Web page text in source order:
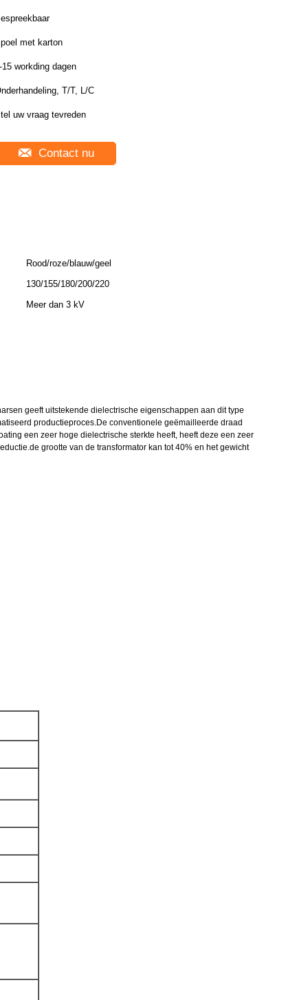
met karton
15 workding dagen
T/T, L/C
uw vraag tevreden
Contact nu
Rood/roze/blauw/geel
130/155/180/200/220
Meer dan 3 kV
geeft uitstekende dielectrische eigenschappen aan dit type
productieproces.De conventionele geëmailleerde draad
een zeer hoge dielectrische sterkte heeft, heeft deze een zeer
grootte van de transformator kan tot 40% en het gewicht